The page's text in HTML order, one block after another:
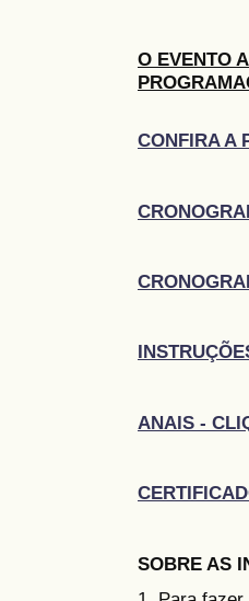
O EVENTO
CONFIRA A
ANAIS -
SOBRE AS